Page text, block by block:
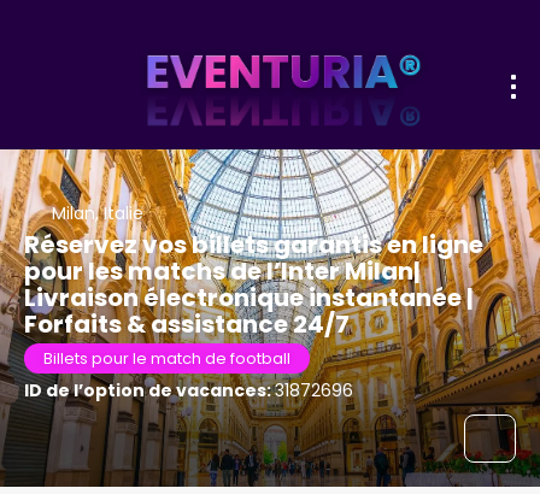
Milan, Italie
Réservez vos billets garantis en ligne
pour les matchs de l’Inter Milan|
Livraison électronique instantanée |
Forfaits & assistance 24/7
Billets pour le match de football
ID de l’option de vacances:31872696